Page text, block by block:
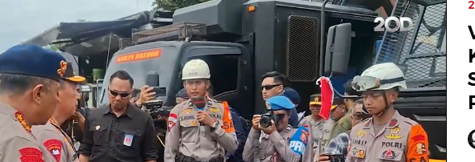
Promoted
Terakhir yang dicari
Loading...